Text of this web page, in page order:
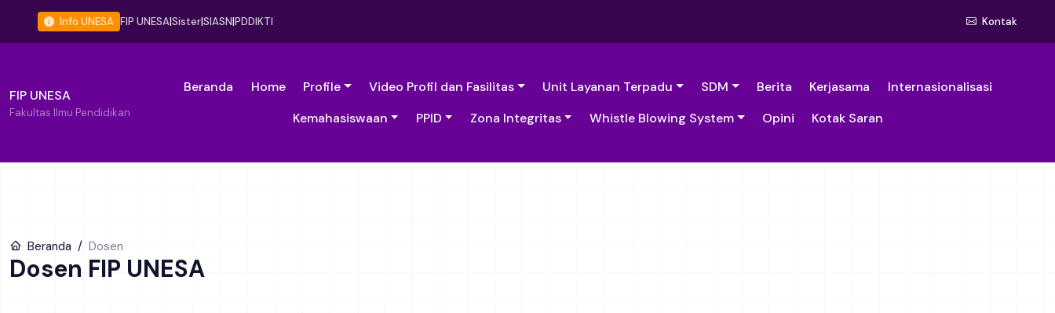
Info UNESA FIP UNESA|Sister|SIASN|PDDIKTI Kontak
FIP UNESA
Fakultas Ilmu Pendidikan
Beranda Home Profile Video Profil dan Fasilitas Unit Layanan Terpadu SDM Berita Kerjasama
Internasionalisasi
Kemahasiswaan
PPID Zona Integritas Whistle Blowing System Opini Kotak Saran
Beranda Dosen
Dosen FIP UNESA